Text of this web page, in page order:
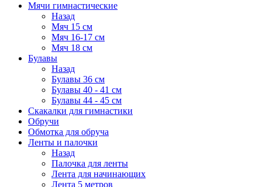
Мячи гимнастические
Назад
Мяч 15 см
Мяч 16-17 см
Мяч 18 см
Булавы
Назад
Булавы 36 см
Булавы 40 - 41 см
Булавы 44 - 45 см
Скакалки для гимнастики
Обручи
Обмотка для обруча
Ленты и палочки
Назад
Палочка для ленты
Лента для начинающих
Лента 5 метров